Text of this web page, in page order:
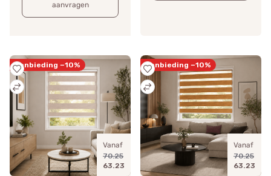
aanvragen
Vanaf
70.25
63.23
Aanbieding −10%
Vanaf
70.25
63.23
Aanbieding −10%